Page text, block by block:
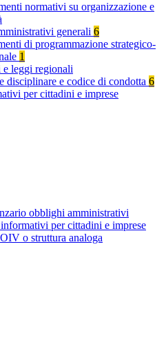
normativi su organizzazione e
generali 6
di programmazione strategico-
1
e leggi regionali
disciplinare e codice di condotta 6
per cittadini e imprese
obblighi amministrativi
per cittadini e imprese
o struttura analoga